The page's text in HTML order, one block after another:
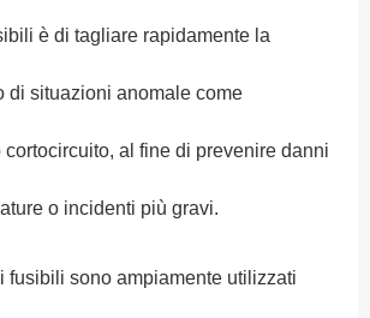
è di tagliare rapidamente la
di situazioni anomale come
cortocircuito, al fine di prevenire danni
o incidenti più gravi.
fusibili sono ampiamente utilizzati